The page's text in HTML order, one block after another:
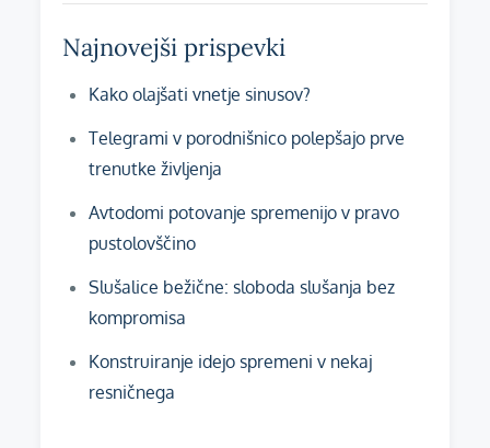
Najnovejši prispevki
Kako olajšati vnetje sinusov?
Telegrami v porodnišnico polepšajo prve
trenutke življenja
Avtodomi potovanje spremenijo v pravo
pustolovščino
Slušalice bežične: sloboda slušanja bez
kompromisa
Konstruiranje idejo spremeni v nekaj
resničnega